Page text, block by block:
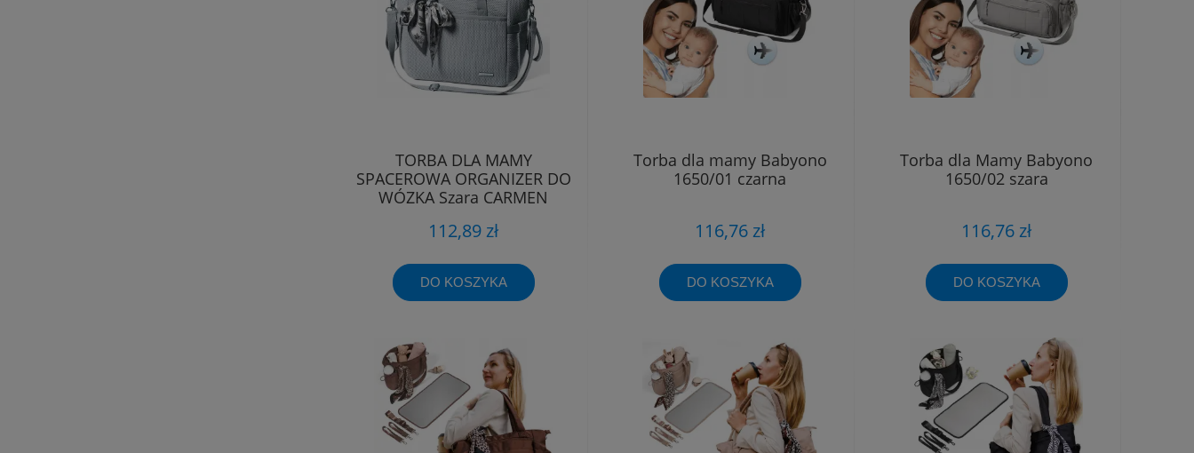
TORBA DLA MAMY
SPACEROWA ORGANIZER DO
WÓZKA Szara CARMEN
112,89 zł
DO KOSZYKA
Torba dla mamy Babyono
1650/01 czarna
116,76 zł
DO KOSZYKA
Torba dla Mamy Babyono
1650/02 szara
116,76 zł
DO KOSZYKA